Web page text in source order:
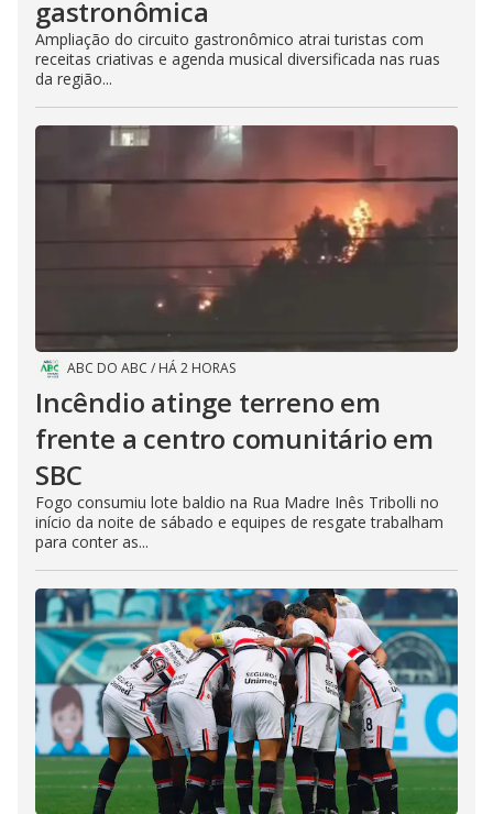
gastronômica
Ampliação do circuito gastronômico atrai turistas com
receitas criativas e agenda musical diversificada nas ruas
da região...
ABC DO ABC / HÁ 2 HORAS
Incêndio atinge terreno em
frente a centro comunitário em
SBC
Fogo consumiu lote baldio na Rua Madre Inês Tribolli no
início da noite de sábado e equipes de resgate trabalham
para conter as...